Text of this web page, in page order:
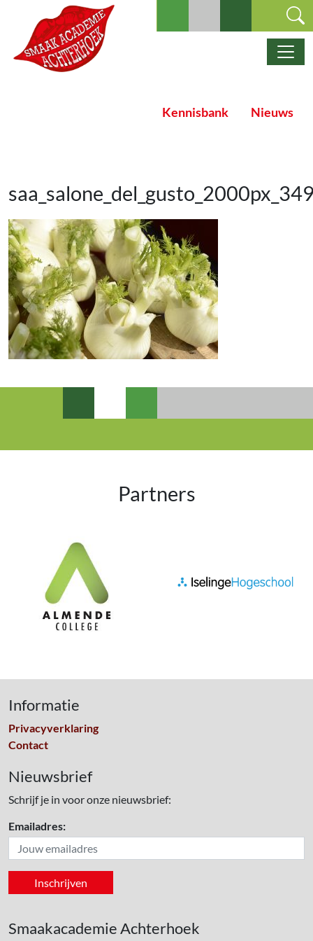
Ga naar de inhoud
Hoofdnavigatie
Kennisbank Nieuws
Partners
Informatie
Privacyverklaring
Contact
Nieuwsbrief
Schrijf je in voor onze nieuwsbrief:
Emailadres:
Smaakacademie Achterhoek